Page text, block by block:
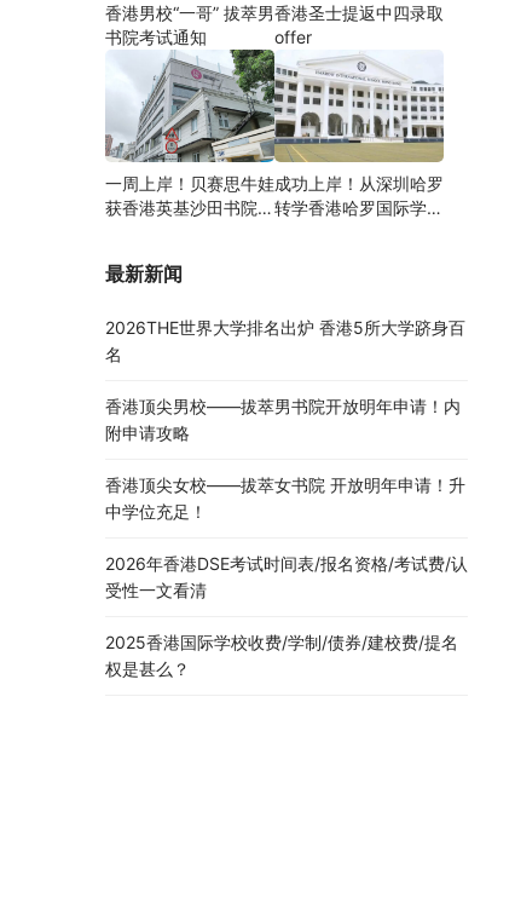
香港男校“一哥” 拔萃男
书院考试通知
香港圣士提返中四录取
offer
一周上岸！贝赛思牛娃
获香港英基沙田书院录
成功上岸！从深圳哈罗
转学香港哈罗国际学
最新新闻
2026THE世界大学排名出炉 香港5所大学跻身百
名
香港顶尖男校——拔萃男书院开放明年申请！内
附申请攻略
香港顶尖女校——拔萃女书院 开放明年申请！升
中学位充足！
2026年香港DSE考试时间表/报名资格/考试费/认
受性一文看清
2025香港国际学校收费/学制/债券/建校费/提名
权是甚么？